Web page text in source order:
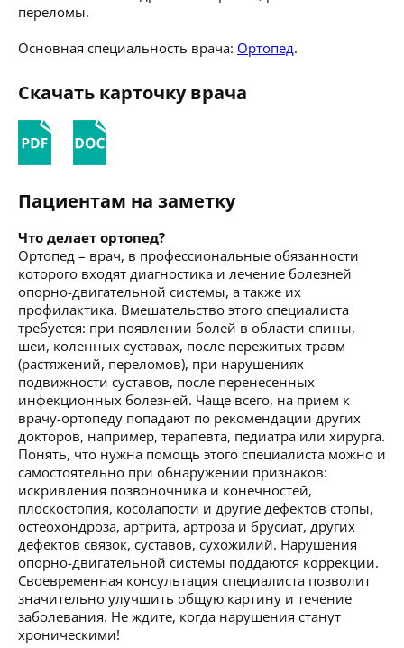
переломы.
Основная специальность врача: Ортопед.
Скачать карточку врача
Пациентам на заметку
Что делает ортопед?
Ортопед – врач, в профессиональные обязанности
которого входят диагностика и лечение болезней
опорно-двигательной системы, а также их
профилактика. Вмешательство этого специалиста
требуется: при появлении болей в области спины,
шеи, коленных суставах, после пережитых травм
(растяжений, переломов), при нарушениях
подвижности суставов, после перенесенных
инфекционных болезней. Чаще всего, на прием к
врачу-ортопеду попадают по рекомендации других
докторов, например, терапевта, педиатра или хирурга.
Понять, что нужна помощь этого специалиста можно и
самостоятельно при обнаружении признаков:
искривления позвоночника и конечностей,
плоскостопия, косолапости и другие дефектов стопы,
остеохондроза, артрита, артроза и брусиат, других
дефектов связок, суставов, сухожилий. Нарушения
опорно-двигательной системы поддаются коррекции.
Своевременная консультация специалиста позволит
значительно улучшить общую картину и течение
заболевания. Не ждите, когда нарушения станут
хроническими!